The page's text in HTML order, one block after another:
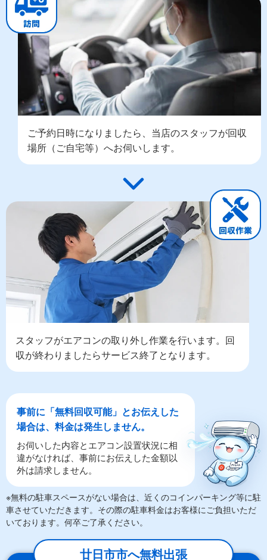
ご予約日時になりましたら、当店のスタッフが回収
場所（ご自宅等）へお伺いします。
スタッフがエアコンの取り外し作業を行います。回
収が終わりましたらサービス終了となります。
事前に「無料回収可能」とお伝えした
場合は、料金は発生しません。
お伺いした内容とエアコン設置状況に相
違がなければ、事前にお伝えした金額以
外は請求しません。
※無料の駐車スペースがない場合は、近くのコインパーキング等に駐
車させていただきます。その際の駐車料金はお客様にご負担いただ
いております。何卒ご了承ください。
廿日市市へ無料出張